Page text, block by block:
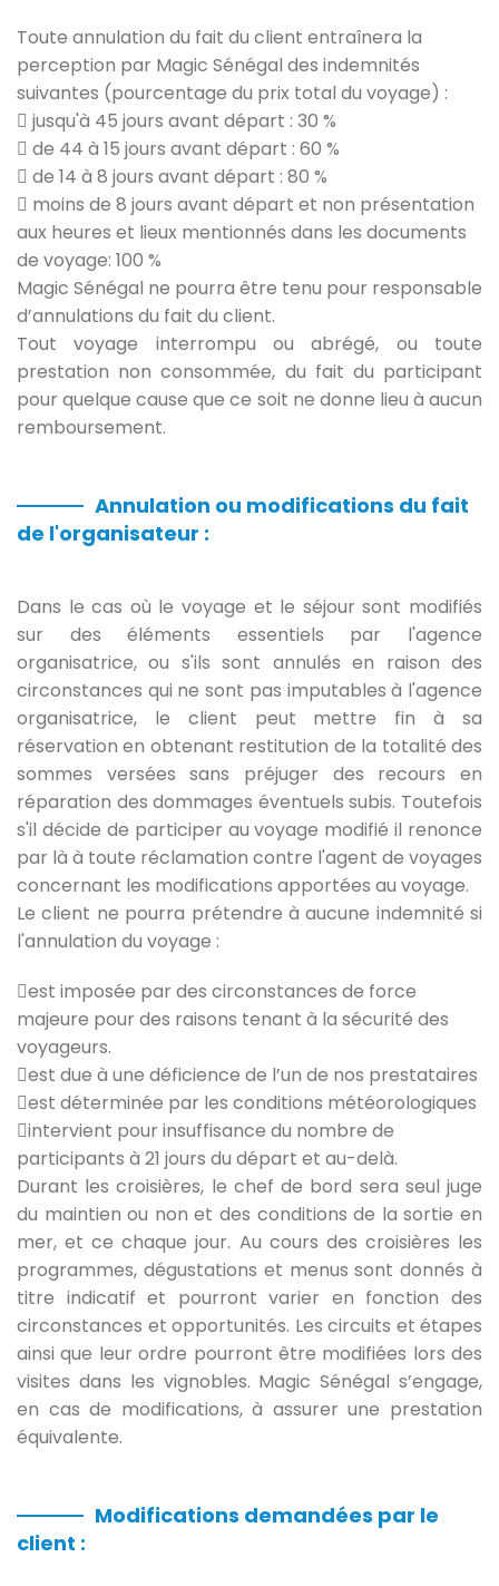
Toute annulation du fait du client entraînera la
perception par Magic Sénégal des indemnités
suivantes (pourcentage du prix total du voyage) :
jusqu'à 45 jours avant départ : 30 %
de 44 à 15 jours avant départ : 60 %
de 14 à 8 jours avant départ : 80 %
moins de 8 jours avant départ et non présentation
aux heures et lieux mentionnés dans les documents
de voyage: 100 %
Magic Sénégal ne pourra être tenu pour responsable
d’annulations du fait du client.
Tout voyage interrompu ou abrégé, ou toute
prestation non consommée, du fait du participant
pour quelque cause que ce soit ne donne lieu à aucun
remboursement.
Annulation ou modifications du fait
de l'organisateur :
Dans le cas où le voyage et le séjour sont modifiés
sur des éléments essentiels par l'agence
organisatrice, ou s'ils sont annulés en raison des
circonstances qui ne sont pas imputables à l'agence
organisatrice, le client peut mettre fin à sa
réservation en obtenant restitution de la totalité des
sommes versées sans préjuger des recours en
réparation des dommages éventuels subis. Toutefois
s'il décide de participer au voyage modifié il renonce
par là à toute réclamation contre l'agent de voyages
concernant les modifications apportées au voyage.
Le client ne pourra prétendre à aucune indemnité si
l'annulation du voyage :
est imposée par des circonstances de force
majeure pour des raisons tenant à la sécurité des
voyageurs.
est due à une déficience de l’un de nos prestataires
est déterminée par les conditions météorologiques
intervient pour insuffisance du nombre de
participants à 21 jours du départ et au-delà.
Durant les croisières, le chef de bord sera seul juge
du maintien ou non et des conditions de la sortie en
mer, et ce chaque jour. Au cours des croisières les
programmes, dégustations et menus sont donnés à
titre indicatif et pourront varier en fonction des
circonstances et opportunités. Les circuits et étapes
ainsi que leur ordre pourront être modifiées lors des
visites dans les vignobles. Magic Sénégal s’engage,
en cas de modifications, à assurer une prestation
équivalente.
Modifications demandées par le
client :